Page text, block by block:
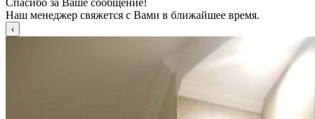
Спасибо за Ваше сообщение!
Наш менеджер свяжется с Вами в ближайшее время.